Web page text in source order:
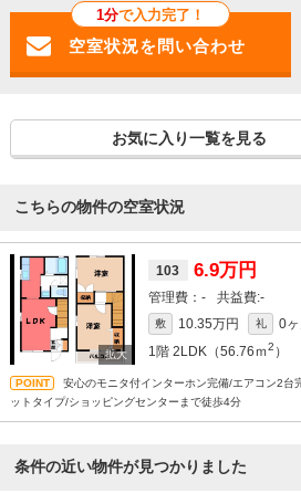
1分で入力完了！
お気に入り一覧を見る
こちらの物件の空室状況
103 6.9万円
- -
敷 10.35万円 礼
0ヶ
1階 2LDK（56.76ｍ2 ）
安心のモニタ付インターホン完備/エアコン2台
ットタイプ/ショッピングセンターまで徒歩4分
条件の近い物件が見つかりました